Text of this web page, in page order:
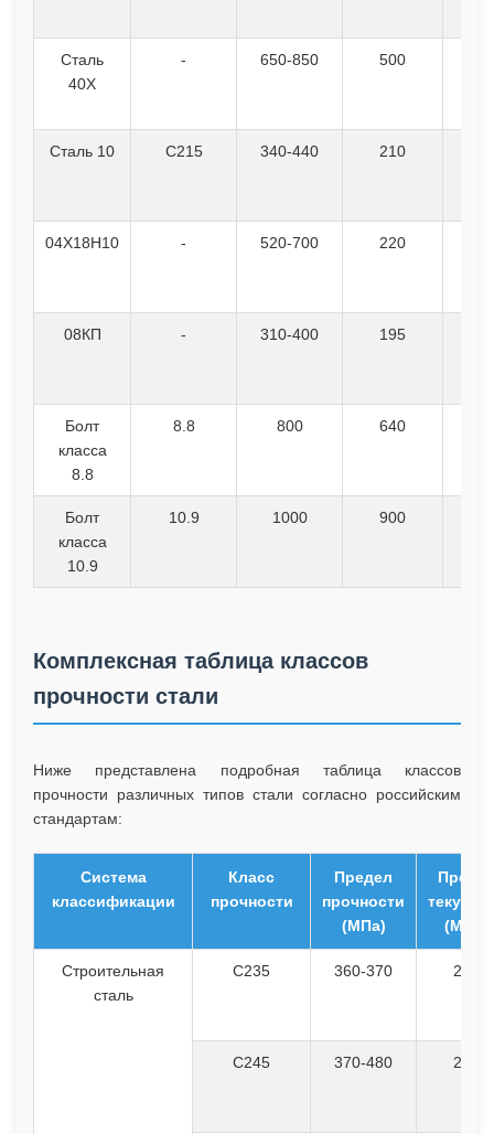
Сталь
40Х
- 650-850 500
Сталь 10 С215 340-440 210
04Х18Н10 - 520-700 220
08КП - 310-400 195
Болт
класса
8.8
8.8 800 640
Болт
класса
10.9
10.9 1000 900
Комплексная таблица классов
прочности стали
Ниже представлена подробная таблица классов
прочности различных типов стали согласно российским
стандартам:
Система
классификации
Класс
прочности
Предел
прочности
(МПа)
(МПа)
Строительная
сталь
С235 360-370 235
С245 370-480 245